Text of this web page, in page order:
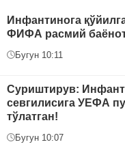
Инфантинога
ФИФА расмий
Бугун 10:11
Суриштирув:
севгилисига УЕФА
тўлатган!
Бугун 10:07